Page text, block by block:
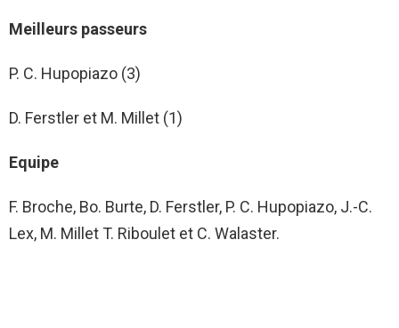
Meilleurs passeurs
P. C. Hupopiazo (3)
D. Ferstler et M. Millet (1)
Equipe
F. Broche, Bo. Burte, D. Ferstler, P. C. Hupopiazo, J.-C.
Lex, M. Millet T. Riboulet et C. Walaster.